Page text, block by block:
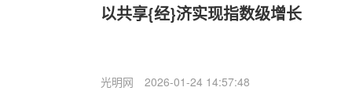
以共享{经}济实现指数级增长
光明网 2026-01-24 14:57:48